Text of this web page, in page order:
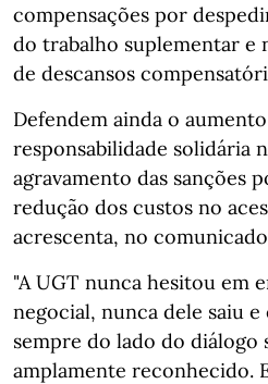
compensações por
do trabalho suplementar e
de descansos
Defendem ainda o
responsabilidade solidária
agravamento das sanções
redução dos custos no
acrescenta, no
"A UGT nunca hesitou em
negocial, nunca dele saiu e
sempre do lado do diálogo
amplamente reconhecido.